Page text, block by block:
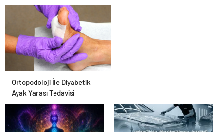
Karar Duruşmasına Çevrildi
Ortopodoloji İle Diyabetik
Ayak Yarası Tedavisi